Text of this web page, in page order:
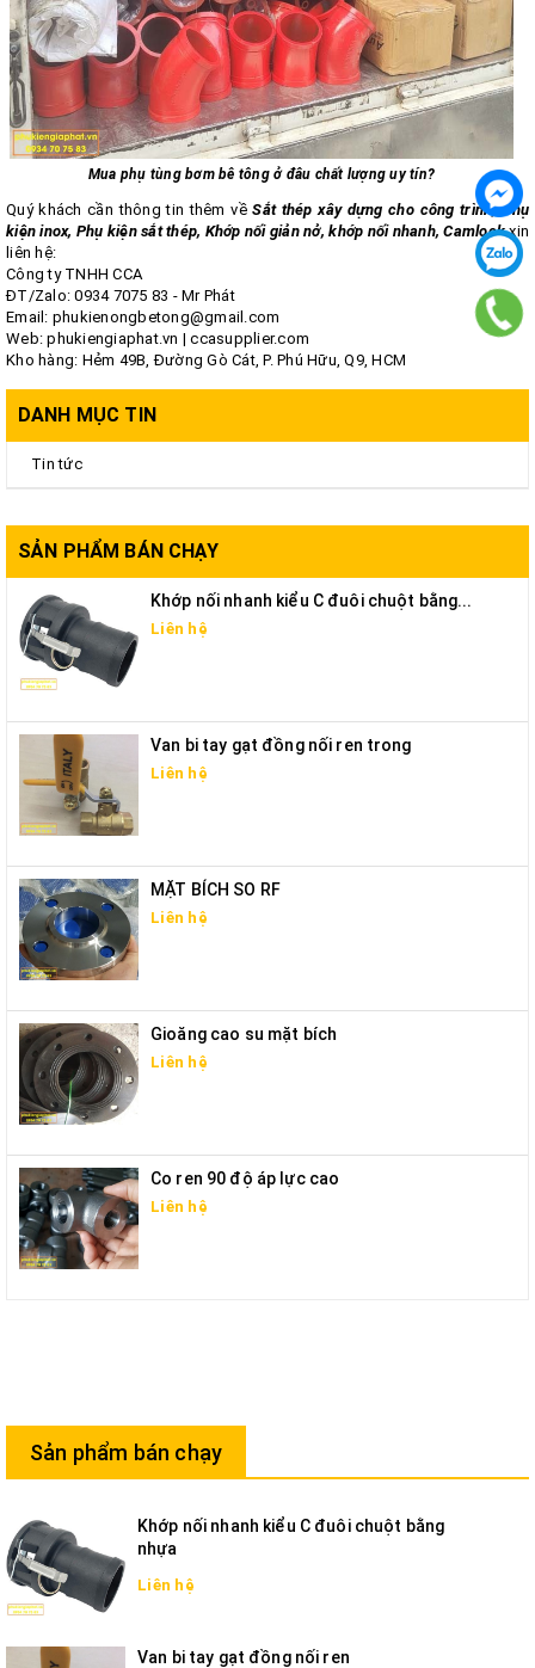
Mua phụ tùng bơm bê tông ở đâu chất lượng uy tín?
Quý khách cần thông tin thêm vềSắt thép xây dựng cho công trình,Phụ
kiện inox, Phụ kiện sắt thép, Khớp nối giản nở,khớp nối nhanh, Camlockxin
liên hệ:
Công ty TNHH CCA
ĐT/Zalo:0934 7075 83 - Mr Phát
Email: phukienongbetong@gmail.com
Web:phukiengiaphat.vn |ccasupplier.com
Kho hàng: Hẻm 49B, Đường Gò Cát, P. Phú Hữu, Q9, HCM
DANH MỤC TIN
Tin tức
SẢN PHẨM BÁN CHẠY
Khớp nối nhanh kiểu C đuôi chuột bằng...
Liên hệ
Van bi tay gạt đồng nối ren trong
Liên hệ
MẶT BÍCH SO RF
Liên hệ
Gioăng cao su mặt bích
Liên hệ
Co ren 90 độ áp lực cao
Liên hệ
Sản phẩm bán chạy
Khớp nối nhanh kiểu C đuôi chuột bằng
nhựa
Liên hệ
Van bi tay gạt đồng nối ren